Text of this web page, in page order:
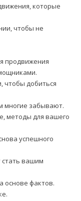
которые
чтобы не
продвижения
чтобы добиться
многие забывают.
методы для вашего
успешного
вашим
основе фактов.